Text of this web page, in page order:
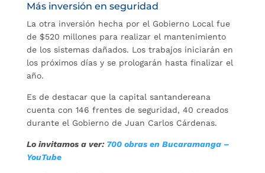
Más inversión en seguridad
La otra inversión hecha por el Gobierno Local fue
de $520 millones para realizar el mantenimiento
de los sistemas dañados. Los trabajos iniciarán en
los próximos días y se prologarán hasta finalizar el
año.
Es de destacar que la capital santandereana
cuenta con 146 frentes de seguridad, 40 creados
durante el Gobierno de Juan Carlos Cárdenas.
Lo invitamos a ver: 700 obras en Bucaramanga –
YouTube